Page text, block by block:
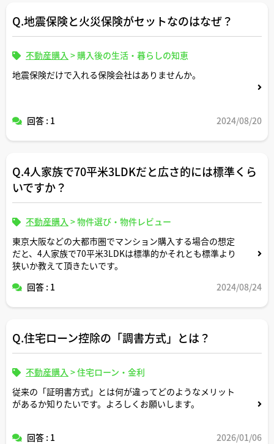
Q.地震保険と火災保険がセットなのはなぜ？
不動産購入 > 購入後の生活・暮らしの知恵
地震保険だけで入れる保険会社はありませんか。
回答 : 1 2024/08/20
Q.4人家族で70平米3LDKだと広さ的には標準くら
いですか？
不動産購入 >物件選び・物件レビュー
東京大阪などの大都市圏でマンション購入する場合の想定
だと、4人家族で70平米3LDKは標準的かそれとも標準より
狭いか教えて頂きたいです。
回答 : 1
2024/08/24
Q.住宅ローン控除の「調書方式」とは？
不動産購入 >住宅ローン・金利
従来の「証明書方式」とは何が違ってどのようなメリット
があるか知りたいです。よろしくお願いします。
回答 : 1 2026/01/06